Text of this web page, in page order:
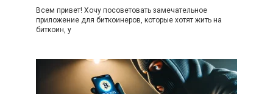
Всем привет! Хочу посоветовать замечательное
приложение для биткоинеров, которые хотят жить на
биткоин, у